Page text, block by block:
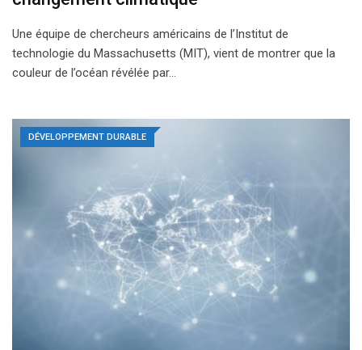
Une équipe de chercheurs américains de l’Institut de
technologie du Massachusetts (MIT), vient de montrer que la
couleur de l’océan révélée par…
DÉVELOPPEMENT DURABLE